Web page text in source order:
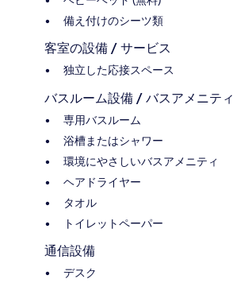
備え付けのシーツ類
客室の設備 / サービス
独立した応接スペース
バスルーム設備 / バスアメニティ
専用バスルーム
浴槽またはシャワー
環境にやさしいバスアメニティ
ヘアドライヤー
タオル
トイレットペーパー
通信設備
デスク